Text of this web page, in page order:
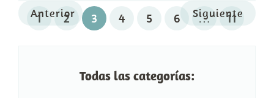
Anterior
1 2 3 4 5 6 … 11
Siguiente
Todas las categorías: